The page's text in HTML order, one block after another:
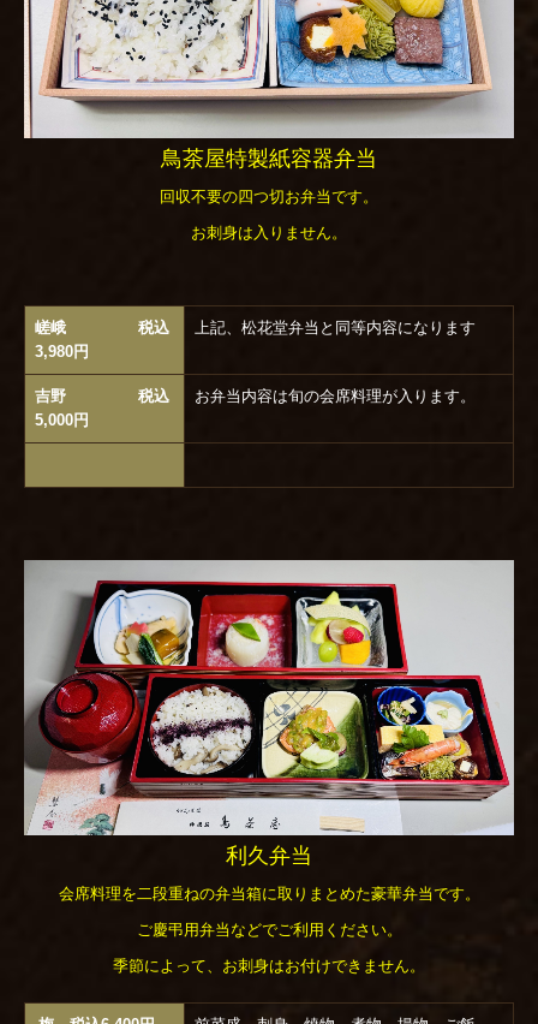
鳥茶屋特製紙容器弁当
回収不要の四つ切お弁当です。
お刺身は入りません。
嵯峨 税込
3,980円
上記、松花堂弁当と同等内容になります
吉野 税込
5,000円
お弁当内容は旬の会席料理が入ります。
利久弁当
会席料理を二段重ねの弁当箱に取りまとめた豪華弁当です。
ご慶弔用弁当などでご利用ください。
季節によって、お刺身はお付けできません。